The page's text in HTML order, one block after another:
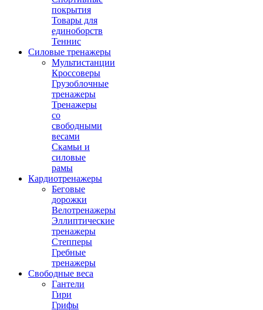
покрытия
Товары для
единоборств
Теннис
Силовые тренажеры
Мультистанции
Кроссоверы
Грузоблочные
тренажеры
Тренажеры
со
свободными
весами
Скамьи и
силовые
рамы
Кардиотренажеры
Беговые
дорожки
Велотренажеры
Эллиптические
тренажеры
Степперы
Гребные
тренажеры
Свободные веса
Гантели
Гири
Грифы